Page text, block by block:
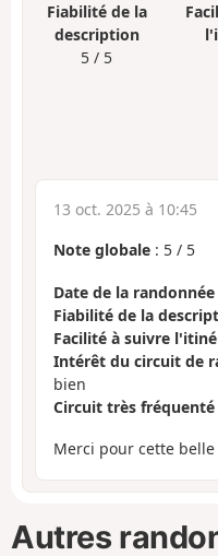
Fiabilité de la
description
5 / 5
13 oct. 2025 à 10:45
Note globale : 5 / 5
Date de la randonnée
Fiabilité de la
Facilité à suivre
Intérêt du circuit de
bien
Circuit très fréquenté
Merci pour cette
Autres